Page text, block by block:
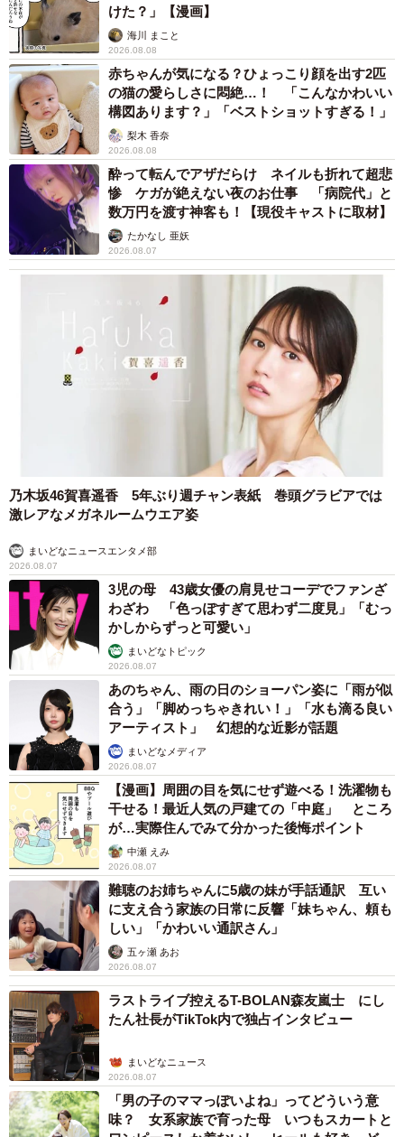
けた？」【漫画】
海川 まこと
2026.08.08
赤ちゃんが気になる？ひょっこり顔を出す2匹
の猫の愛らしさに悶絶…！ 「こんなかわいい
構図あります？」「ベストショットすぎる！」
梨木 香奈
2026.08.08
酔って転んでアザだらけ ネイルも折れて超悲
惨 ケガが絶えない夜のお仕事 「病院代」と
数万円を渡す神客も！【現役キャストに取材】
たかなし 亜妖
2026.08.07
乃木坂46賀喜遥香 5年ぶり週チャン表紙 巻頭グラビアでは
激レアなメガネルームウエア姿
まいどなニュースエンタメ部
2026.08.07
3児の母 43歳女優の肩見せコーデでファンざ
わざわ 「色っぽすぎて思わず二度見」「むっ
かしからずっと可愛い」
まいどなトピック
2026.08.07
あのちゃん、雨の日のショーパン姿に「雨が似
合う」「脚めっちゃきれい！」「水も滴る良い
アーティスト」 幻想的な近影が話題
まいどなメディア
2026.08.07
【漫画】周囲の目を気にせず遊べる！洗濯物も
干せる！最近人気の戸建ての「中庭」 ところ
が…実際住んでみて分かった後悔ポイント
中瀬 えみ
2026.08.07
難聴のお姉ちゃんに5歳の妹が手話通訳 互い
に支え合う家族の日常に反響「妹ちゃん、頼も
しい」「かわいい通訳さん」
五ヶ瀬 あお
2026.08.07
ラストライブ控えるT-BOLAN森友嵐士 にし
たん社長がTikTok内で独占インタビュー
まいどなニュース
2026.08.07
「男の子のママっぽいよね」ってどういう意
味？ 女系家族で育った母 いつもスカートと